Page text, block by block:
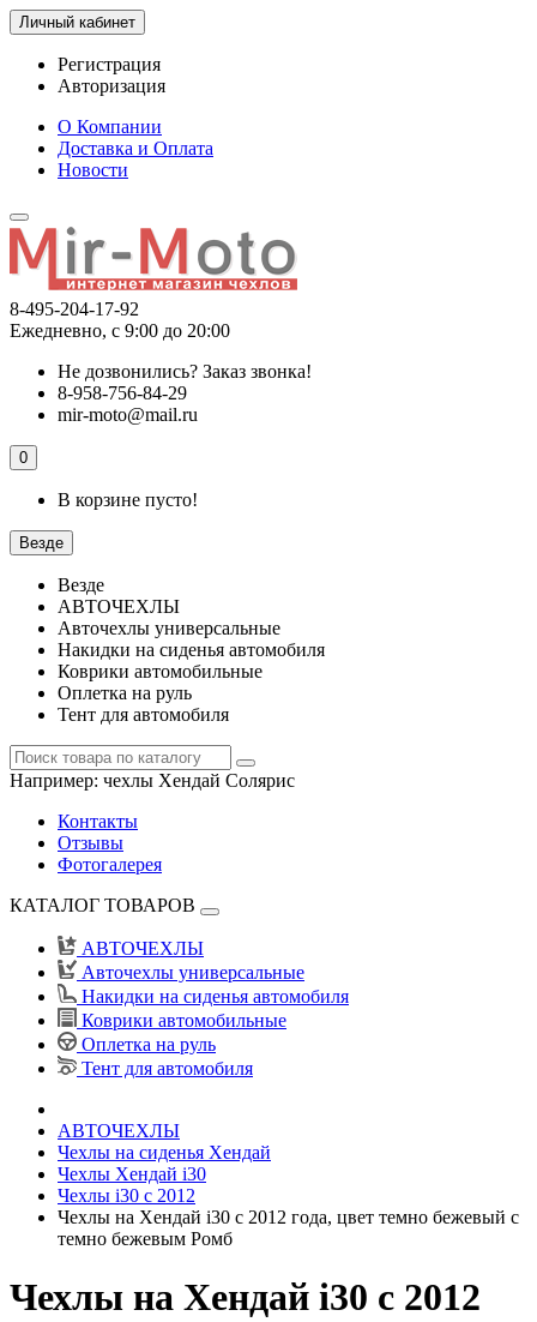
Личный кабинет
Регистрация
Авторизация
О Компании
Доставка и Оплата
Новости
8-495-204-17-92
Ежедневно, с 9:00 до 20:00
Не дозвонились? Заказ звонка!
8-958-756-84-29
mir-moto@mail.ru
0
В корзине пусто!
Везде
Везде
АВТОЧЕХЛЫ
Авточехлы универсальные
Накидки на сиденья автомобиля
Коврики автомобильные
Оплетка на руль
Тент для автомобиля
Например: чехлы Хендай Солярис
Контакты
Отзывы
Фотогалерея
КАТАЛОГ ТОВАРОВ
АВТОЧЕХЛЫ
Авточехлы универсальные
Накидки на сиденья автомобиля
Коврики автомобильные
Оплетка на руль
Тент для автомобиля
АВТОЧЕХЛЫ
Чехлы на сиденья Хендай
Чехлы Хендай i30
Чехлы i30 c 2012
Чехлы на Хендай i30 с 2012 года, цвет темно бежевый с
темно бежевым Ромб
Чехлы на Хендай i30 с 2012